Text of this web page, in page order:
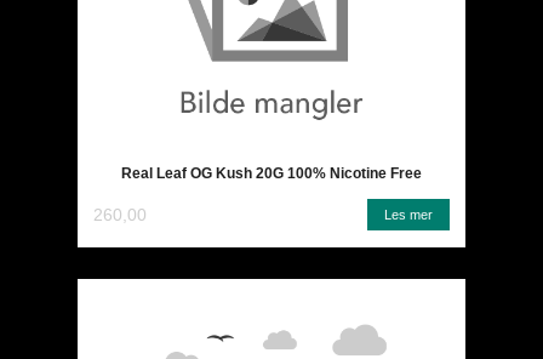
Real Leaf OG Kush 20G 100% Nicotine Free
260,00 Les mer